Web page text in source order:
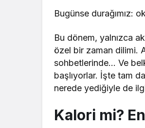
Bugünse durağımız:
Bu dönem, yalnızca
özel bir zaman dilimi.
sohbetlerinde… Ve
başlıyorlar. İşte tam
nerede yediğiyle de
Kalori mi?